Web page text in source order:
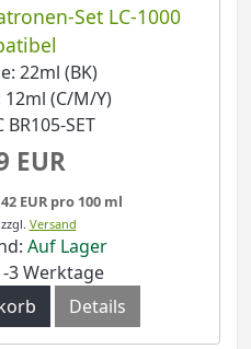
Set LC-1000
22ml (BK)
(C/M/Y)
BR105-SET
EUR
EUR pro 100 ml
zzgl. Versand
Auf Lager
3 Werktage
Details